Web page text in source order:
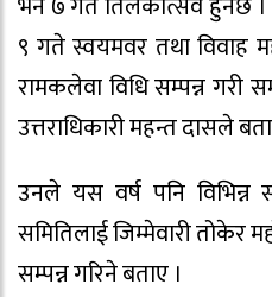
९ गते स्वयमवर तथा विवाह
रामकलेवा विधि सम्पन्न गरी
उत्तराधिकारी महन्त दासले
उनले यस वर्ष पनि
समितिलाई जिम्मेवारी तोकेर
सम्पन्न गरिने बताए ।